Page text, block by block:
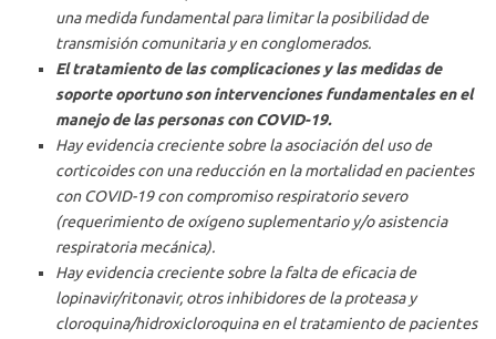
una medida fundamental para limitar la posibilidad de
transmisión comunitaria y en conglomerados.
El tratamiento de las complicaciones y las medidas de
soporte oportuno son intervenciones fundamentales en el
manejo de las personas con COVID-19.
Hay evidencia creciente sobre la asociación del uso de
corticoides con una reducción en la mortalidad en pacientes
con COVID-19 con compromiso respiratorio severo
(requerimiento de oxígeno suplementario y/o asistencia
respiratoria mecánica).
Hay evidencia creciente sobre la falta de eficacia de
lopinavir/ritonavir, otros inhibidores de la proteasa y
cloroquina/hidroxicloroquina en el tratamiento de pacientes